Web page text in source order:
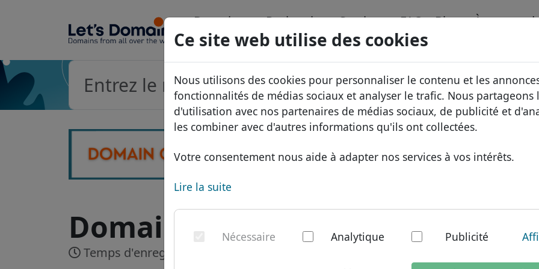
Ce site web utilise des cookies
Nous utilisons des cookies pour personnaliser le contenu et les
fonctionnalités de médias sociaux et analyser le trafic. Nous partageons
d'utilisation avec nos partenaires de médias sociaux, de publicité et
les combiner avec d'autres informations qu'ils ont collectées.
Votre consentement nous aide à adapter nos services à vos intérêts.
Lire la suite
Nécessaire Analytique Publicité
Domaines
Domaines asiatiques
Domaines européens
Domaines nord-
Domaines australiens
Liste des prix
Remises
Recherche Services
Hébergement DNS
WHOIS
Authentification à deux facteurs
FAQ Blog À propos
Pourquoi
Contact
.law Recherche
Domaine .law - Nouveaux TLDs
Temps d'enregistrement: